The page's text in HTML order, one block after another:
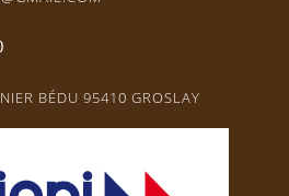
BÉDU 95410 GROSLAY